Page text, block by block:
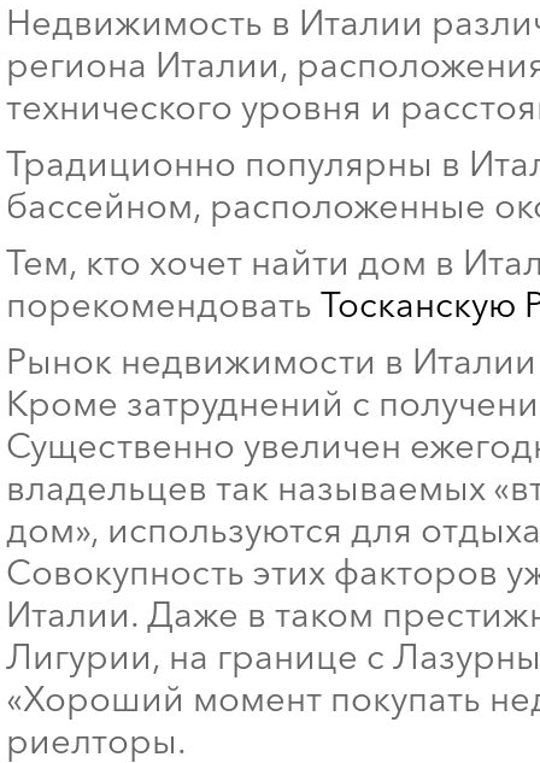
Недвижимость в Италии
региона Италии,
технического уровня и
Традиционно популярны в
бассейном, расположенные
Тем, кто хочет найти дом в
порекомендовать Тосканскую
Рынок недвижимости в
Кроме затруднений с
Существенно увеличен
владельцев так называемых
дом», используются для
Совокупность этих факторов
Италии. Даже в таком
Лигурии, на границе с
«Хороший момент покупать
риелторы.